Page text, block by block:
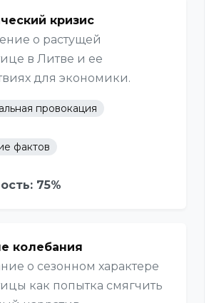
кризис
о растущей
в Литве и ее
для экономики.
провокация
фактов
75%
колебания
о сезонном характере
как попытка смягчить